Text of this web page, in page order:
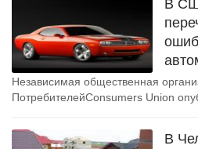
В
Независимая общественная
ПотребителейConsumers Union
В